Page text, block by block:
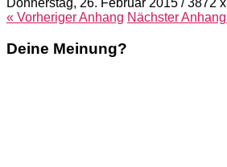
« VorherigerAnhang NächsterAnhang
Deine Meinung?